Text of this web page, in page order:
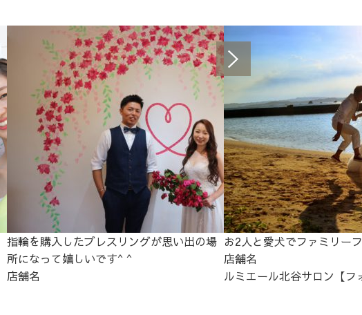
指輪を購入したブレスリングが思い出の場
所になって嬉しいです^ ^
店舗名
お2人と愛犬でファミリー
店舗名
ルミエール北谷サロン【フ